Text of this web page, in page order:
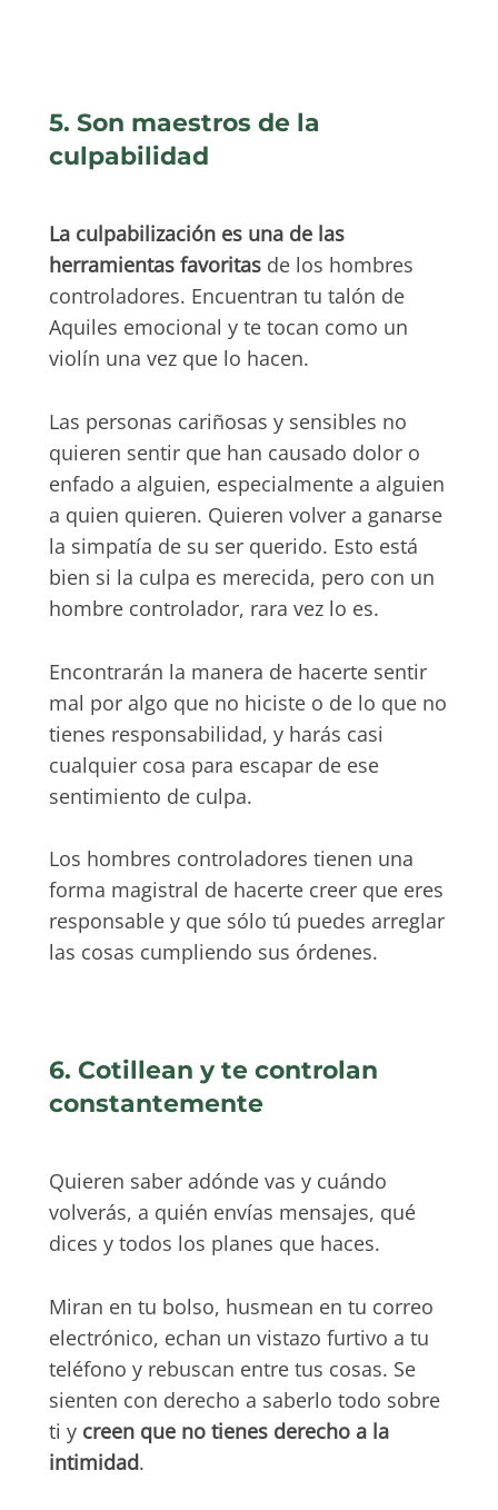
5. Son maestros de la
culpabilidad
La culpabilización es una de las
herramientas favoritasde los hombres
controladores. Encuentran tu talón de
Aquiles emocional y te tocan como un
violín una vez que lo hacen.
Las personas cariñosas y sensibles no
quieren sentir que han causado dolor o
enfado a alguien, especialmente a alguien
a quien quieren. Quieren volver a ganarse
la simpatía de su ser querido. Esto está
bien si la culpa es merecida, pero con un
hombre controlador, rara vez lo es.
Encontrarán la manera de hacerte sentir
mal por algo que no hiciste o de lo que no
tienes responsabilidad, y harás casi
cualquier cosa para escapar de ese
sentimiento de culpa.
Los hombres controladores tienen una
forma magistral de hacerte creer que eres
responsable y que sólo tú puedes arreglar
las cosas cumpliendo sus órdenes.
6. Cotillean y te controlan
constantemente
Quieren saber adónde vas y cuándo
volverás, a quién envías mensajes, qué
dices y todos los planes que haces.
Miran en tu bolso, husmean en tu correo
electrónico, echan un vistazo furtivo a tu
teléfono y rebuscan entre tus cosas. Se
sienten con derecho a saberlo todo sobre
ti y creen que no tienes derecho a la
intimidad.